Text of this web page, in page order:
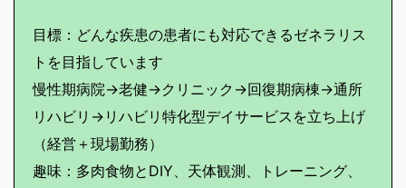
目標：どんな疾患の患者にも対応できるゼネラリス
トを目指しています
慢性期病院→老健→クリニック→回復期病棟→通所
リハビリ→リハビリ特化型デイサービスを立ち上げ
（経営＋現場勤務）
趣味：多肉食物とDIY、天体観測、トレーニング、